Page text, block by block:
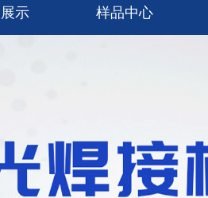
示 样品中心